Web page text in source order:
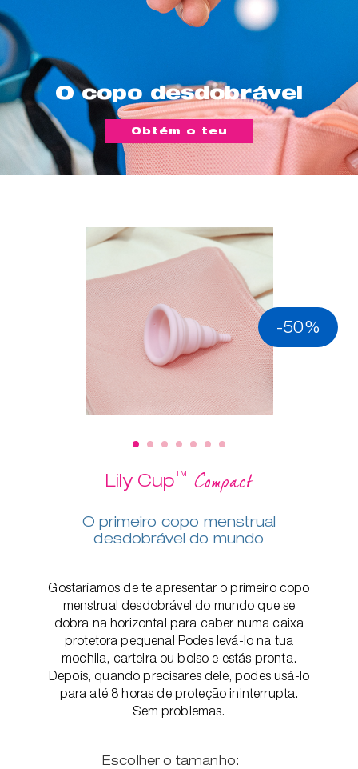
O copo desdobrável
Obtém o teu
-50%
Lily Cup™ Compact
O primeiro copo menstrual
desdobrável do mundo
Gostaríamos de te apresentar o primeiro copo
menstrual desdobrável do mundo que se
dobra na horizontal para caber numa caixa
protetora pequena! Podes levá-lo na tua
mochila, carteira ou bolso e estás pronta.
Depois, quando precisares dele, podes usá-lo
para até 8 horas de proteção ininterrupta.
Sem problemas.
Escolher o tamanho: